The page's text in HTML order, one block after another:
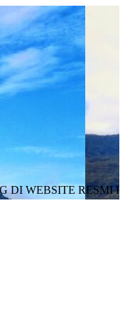
RESMI